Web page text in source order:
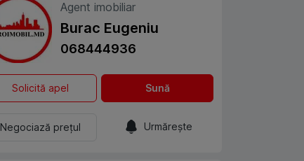
Agent imobiliar
Burac Eugeniu
068444936
Solicită apel Sună
Negociază prețul Urmărește